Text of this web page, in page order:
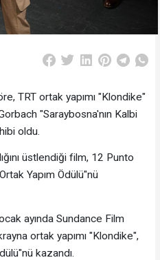
TRT ortak yapımı "Klondike"
"Saraybosna'nın Kalbi
oldu.
üstlendiği film, 12 Punto
Yapım Ödülü"nü
ayında Sundance Film
ortak yapımı "Klondike",
kazandı.